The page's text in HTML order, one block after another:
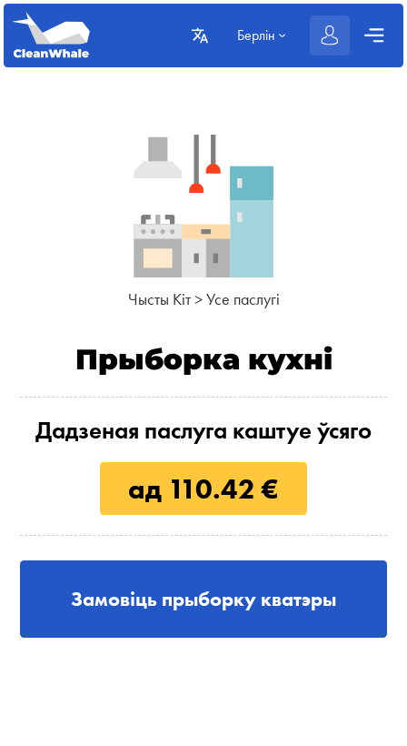
Берлін
Чысты Кіт >Усе паслугі
Прыборка кухні
Дадзеная паслуга каштуе ўсяго
ад 110.42 €
Замовіць прыборку кватэры